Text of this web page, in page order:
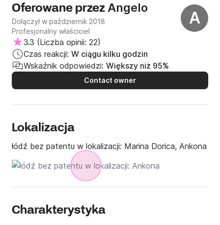
A
Oferowane przezAngelo
Dołączył w październik 2018
Profesjonalny właściciel
3.3 (Liczba opinii: 22)
Czas reakcji: W ciągu kilku godzin
Wskaźnik odpowiedzi: Większy niż 95%
Contact owner
Lokalizacja
łódź bez patentu w lokalizacji: Marina Dorica, Ankona
Charakterystyka